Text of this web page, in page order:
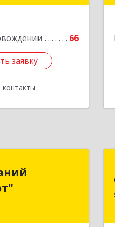
66
заявку
контакты
заявку
Компаний
Софт"
обл, Тюмень г,